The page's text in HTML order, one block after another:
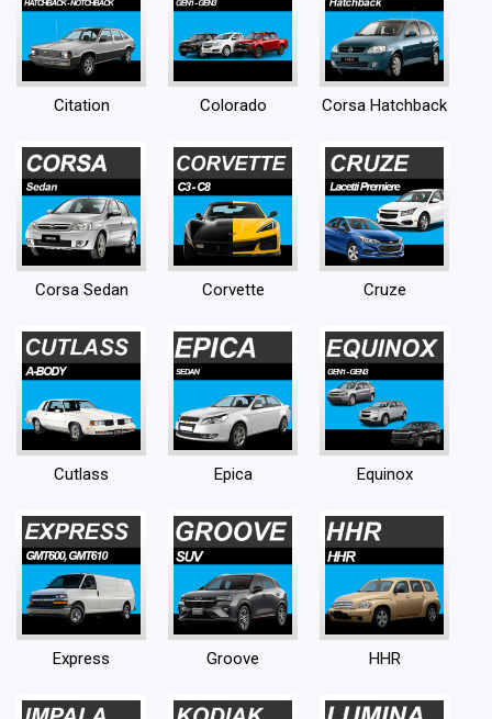
Citation Colorado Corsa Hatchback
Corsa Sedan Corvette Cruze
Cutlass Epica Equinox
Express Groove HHR